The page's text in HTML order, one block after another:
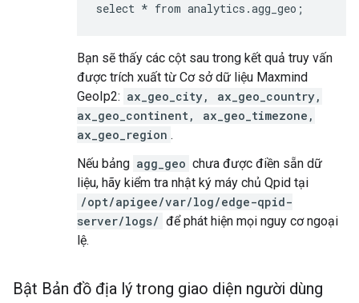
select * from analytics.agg_geo;
Bạn sẽ thấy các cột sau trong kết quả truy vấn
được trích xuất từ Cơ sở dữ liệu Maxmind
GeoIp2: ax_geo_city, ax_geo_country,
ax_geo_continent, ax_geo_timezone,
ax_geo_region .
Nếu bảng agg_geo chưa được điền sẵn dữ
liệu, hãy kiểm tra nhật ký máy chủ Qpid tại
/opt/apigee/var/log/edge-qpid-
server/logs/ để phát hiện mọi nguy cơ ngoại
lệ.
Bật Bản đồ địa lý trong giao diện người dùng